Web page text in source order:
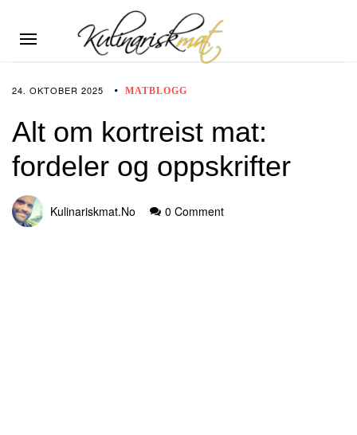
24. OKTOBER 2025 MATBLOGG
Alt om kortreist mat:
fordeler og oppskrifter
Kulinariskmat.no 0 Comment